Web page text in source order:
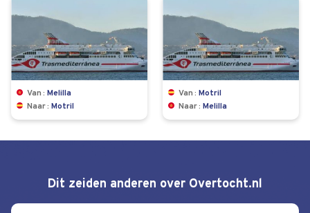
Van
Melilla
Naar
Motril
Van
Motril
Naar
Melilla
Dit zeiden anderen over Overtocht.nl